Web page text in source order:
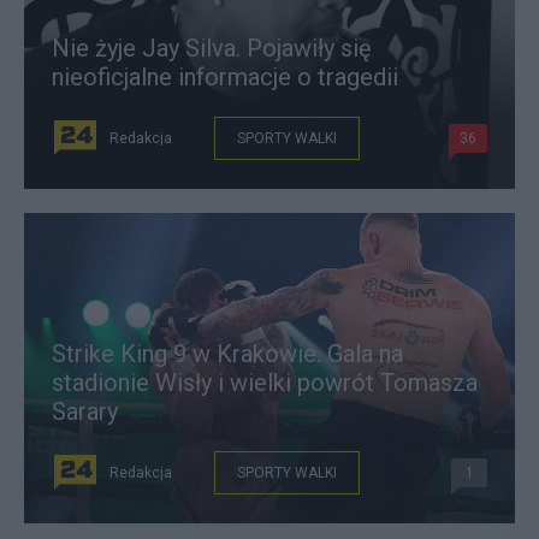
Nie żyje Jay Silva. Pojawiły się
nieoficjalne informacje o tragedii
Redakcja SPORTY WALKI 36
Strike King 9 w Krakowie. Gala na
stadionie Wisły i wielki powrót Tomasza
Sarary
Redakcja SPORTY WALKI 1